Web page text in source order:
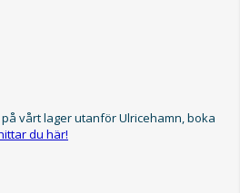
vårt lager utanför Ulricehamn, boka
du här!